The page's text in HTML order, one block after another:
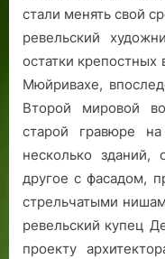
стали менять свой
ревельский
остатки крепостных
Мюйривахе,
Второй мировой
старой гравюре
несколько
другое с фасадом,
стрельчатыми
ревельский купец
проекту